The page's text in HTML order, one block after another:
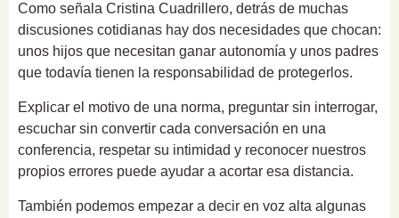
Como señala Cristina Cuadrillero, detrás de muchas
discusiones cotidianas hay dos necesidades que chocan:
unos hijos que necesitan ganar autonomía y unos padres
que todavía tienen la responsabilidad de protegerlos.
Explicar el motivo de una norma, preguntar sin interrogar,
escuchar sin convertir cada conversación en una
conferencia, respetar su intimidad y reconocer nuestros
propios errores puede ayudar a acortar esa distancia.
También podemos empezar a decir en voz alta algunas